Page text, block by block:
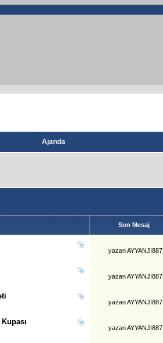
Ajanda
Son Mesaj
yazanAYYANJI887
yazanAYYANJI887
yazanAYYANJI887
yazanAYYANJI887